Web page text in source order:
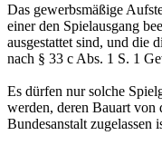
Das gewerbsmäßige
einer den Spielausgang
ausgestattet sind, und die
nach § 33 c Abs. 1 S. 1
Es dürfen nur solche
werden, deren Bauart von
Bundesanstalt